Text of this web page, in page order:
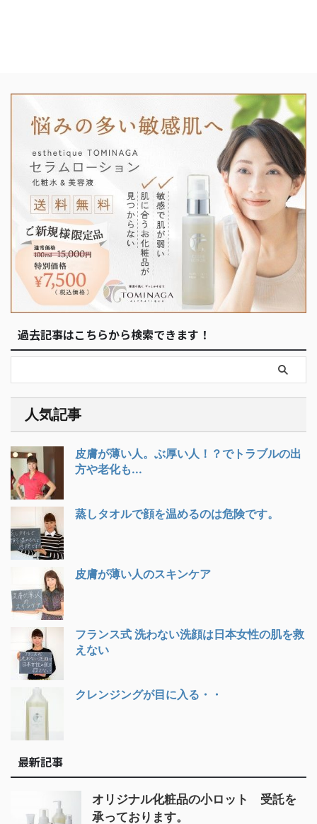
過去記事はこちらから検索できます！
人気記事
皮膚が薄い人。ぶ厚い人！？でトラブルの出
方や老化も...
蒸しタオルで顔を温めるのは危険です。
皮膚が薄い人のスキンケア
フランス式 洗わない洗顔は日本女性の肌を救
えない
クレンジングが目に入る・・
最新記事
オリジナル化粧品の小ロット 受託を
承っております。